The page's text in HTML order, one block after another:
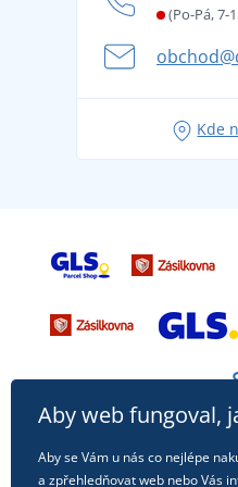
Letní dobrodružství
se na dovolenou bez
Tipy na svěží outfity pro
(Po-Pá, 7-
Kde
Aby web fungoval,
Aby se Vám u nás co nejlépe
a zpřehledňovat web nebo Vás